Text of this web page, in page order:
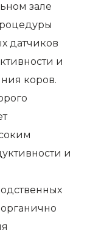
зале
датчиков
и
коров.
и